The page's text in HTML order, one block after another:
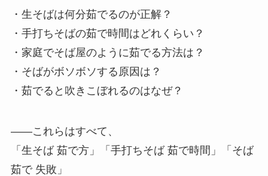
・生そばは何分茹でるのが正解？
・手打ちそばの茹で時間はどれくらい？
・家庭でそば屋のように茹でる方法は？
・そばがボソボソする原因は？
・茹でると吹きこぼれるのはなぜ？
――これらはすべて、
「生そば 茹で方」「手打ちそば 茹で時間」「そば
茹で 失敗」